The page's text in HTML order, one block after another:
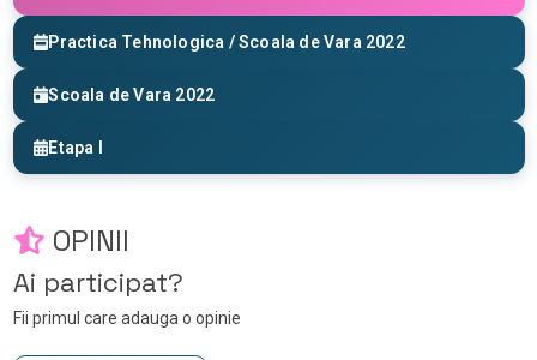
Practica Tehnologica / Scoala de Vara 2022
Scoala de Vara 2022
Etapa I
OPINII
Ai participat?
Fii primul care adauga o opinie